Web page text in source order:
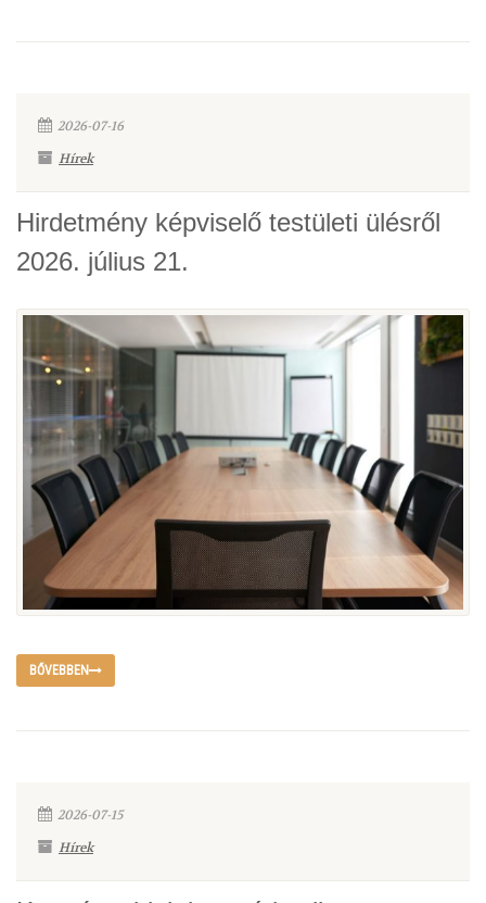
2026-07-16
Hírek
Hirdetmény képviselő testületi ülésről
2026. július 21.
BŐVEBBEN
2026-07-15
Hírek